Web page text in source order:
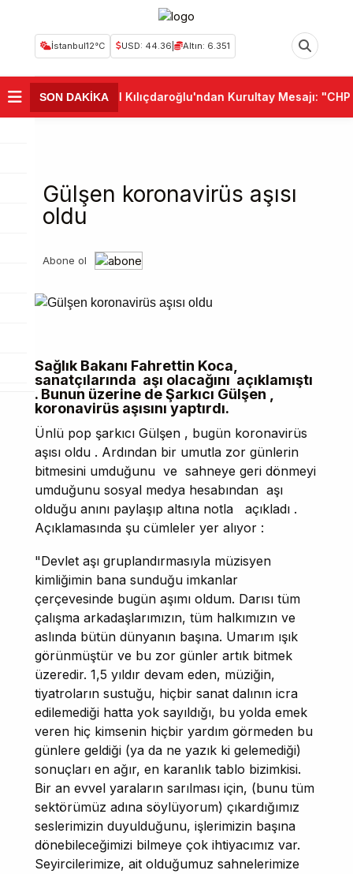
İstanbul12°C USD: 44.36 Altın: 6.351
SON DAKİKA
•Kemal Kılıçdaroğlu'ndan Kurultay Mesajı: "CHP
Gülşen koronavirüs aşısı
oldu
Abone ol
Sağlık Bakanı Fahrettin Koca,
sanatçılarında aşı olacağını açıklamıştı
. Bunun üzerine de Şarkıcı Gülşen ,
koronavirüs aşısını yaptırdı.
Ünlü pop şarkıcı Gülşen , bugün koronavirüs
aşısı oldu . Ardından bir umutla zor günlerin
bitmesini umduğunu ve sahneye geri dönmeyi
umduğunu sosyal medya hesabından aşı
olduğu anını paylaşıp altına notla açıkladı .
Açıklamasında şu cümleler yer alıyor :
"Devlet aşı gruplandırmasıyla müzisyen
kimliğimin bana sunduğu imkanlar
çerçevesinde bugün aşımı oldum. Darısı tüm
çalışma arkadaşlarımızın, tüm halkımızın ve
aslında bütün dünyanın başına. Umarım ışık
görünmüştür ve bu zor günler artık bitmek
üzeredir. 1,5 yıldır devam eden, müziğin,
tiyatroların sustuğu, hiçbir sanat dalının icra
edilemediği hatta yok sayıldığı, bu yolda emek
veren hiç kimsenin hiçbir yardım görmeden bu
günlere geldiği (ya da ne yazık ki gelemediği)
sonuçları en ağır, en karanlık tablo bizimkisi.
Bir an evvel yaraların sarılması için, (bunu tüm
sektörümüz adına söylüyorum) çıkardığımız
seslerimizin duyulduğunu, işlerimizin başına
dönebileceğimizi bilmeye çok ihtiyacımız var.
Seyircilerimize, ait olduğumuz sahnelerimize